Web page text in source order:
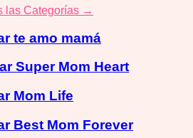
las Categorías →
te amo mamá
Super Mom Heart
Mom Life
Best Mom Forever